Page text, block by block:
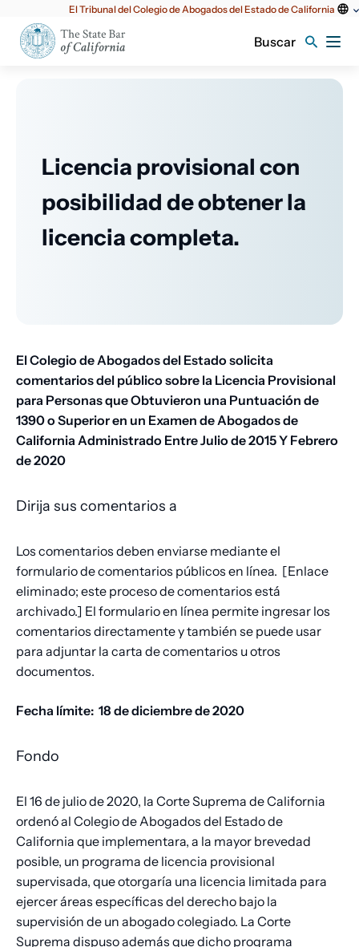
principal
El Tribunal del Colegio de Abogados del Estado de California
Buscar
Licencia provisional con
posibilidad de obtener la
licencia completa.
El Colegio de Abogados del Estado solicita
comentarios del público sobre la Licencia Provisional
para Personas que Obtuvieron una Puntuación de
1390 o Superior en un Examen de Abogados de
California Administrado Entre Julio de 2015 Y Febrero
de 2020
Dirija sus comentarios a
Los comentarios deben enviarse mediante el
formulario de comentarios públicos en línea. [Enlace
eliminado; este proceso de comentarios está
archivado.] El formulario en línea permite ingresar los
comentarios directamente y también se puede usar
para adjuntar la carta de comentarios u otros
documentos.
Fecha límite: 18 de diciembre de 2020
Fondo
El 16 de julio de 2020, la Corte Suprema de California
ordenó al Colegio de Abogados del Estado de
California que implementara, a la mayor brevedad
posible, un programa de licencia provisional
supervisada, que otorgaría una licencia limitada para
ejercer áreas específicas del derecho bajo la
supervisión de un abogado colegiado. La Corte
Suprema dispuso además que dicho programa